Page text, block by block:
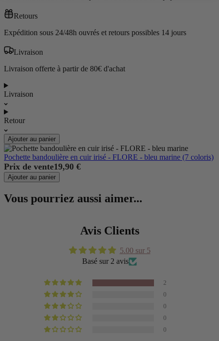
Retours
Expédition sous 24/48h ouvrés et retours possibles 14 jours
Livraison
Livraison offerte à partir de 80€ d'achat
Livraison
Retour
Ajouter au panier
Pochette bandoulière en cuir irisé - FLORE - bleu marine (7 coloris)
Prix de vente19,90 €
Ajouter au panier
Vous pourriez aussi aimer...
Avis Clients
5.00 sur 5
Basé sur 2 avis
2
0
0
0
0